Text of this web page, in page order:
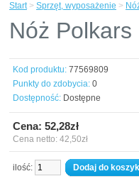
Start> Sprzęt, wyposażenie >
Nóż
Kod produktu: 77569809
Punkty do zdobycia: 0
Dostępność: Dostępne
Cena: 52,28zł
Cena netto: 42,50zł
ilość: Dodaj do